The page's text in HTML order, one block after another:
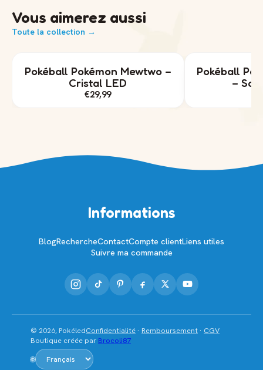
Vous aimerez aussi
Toute la collection →
Pokéball Pokémon Mewtwo –
Cristal LED
€29,99
Pokéball
–
Informations
BlogRechercheContactCompte clientLiens utiles
Suivre ma commande
© 2026, PokéledConfidentialité · Remboursement · CGV
Boutique créée par Brocoli87
🌐